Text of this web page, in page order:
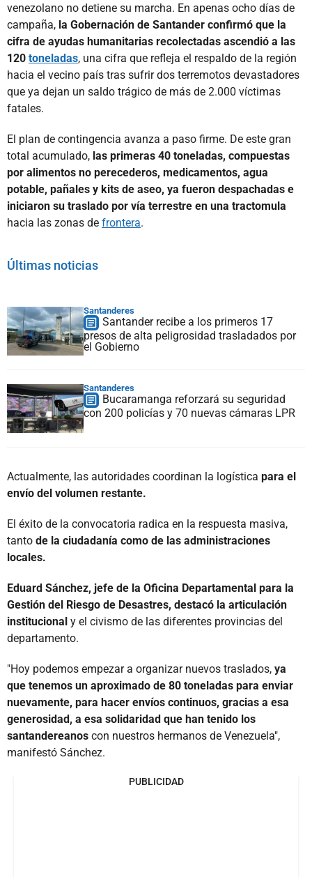
venezolano no detiene su marcha. En apenas ocho días de
campaña, la Gobernación de Santander confirmó que la
cifra de ayudas humanitarias recolectadas ascendió a las
120 toneladas, una cifra que refleja el respaldo de la región
hacia el vecino país tras sufrir dos terremotos devastadores
que ya dejan un saldo trágico de más de 2.000 víctimas
fatales.
El plan de contingencia avanza a paso firme. De este gran
total acumulado, las primeras 40 toneladas, compuestas
por alimentos no perecederos, medicamentos, agua
potable, pañales y kits de aseo, ya fueron despachadas e
iniciaron su traslado por vía terrestre en una tractomula
hacia las zonas de frontera.
Últimas noticias
Santanderes
Santander recibe a los primeros 17
presos de alta peligrosidad trasladados por
el Gobierno
Santanderes
Bucaramanga reforzará su seguridad
con 200 policías y 70 nuevas cámaras LPR
Actualmente, las autoridades coordinan la logística para el
envío del volumen restante.
El éxito de la convocatoria radica en la respuesta masiva,
tanto de la ciudadanía como de las administraciones
locales.
Eduard Sánchez, jefe de la Oficina Departamental para la
Gestión del Riesgo de Desastres, destacó la articulación
institucional y el civismo de las diferentes provincias del
departamento.
"Hoy podemos empezar a organizar nuevos traslados, ya
que tenemos un aproximado de 80 toneladas para enviar
nuevamente, para hacer envíos continuos, gracias a esa
generosidad, a esa solidaridad que han tenido los
santandereanos con nuestros hermanos de Venezuela",
manifestó Sánchez.
PUBLICIDAD